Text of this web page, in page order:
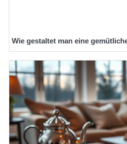
Wie gestaltet man eine